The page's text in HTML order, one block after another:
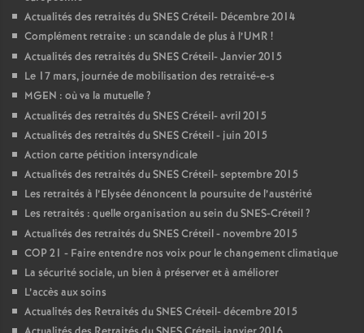
Actualités des retraités duSNESCréteil- Décembre 2014
Complément retraite : un scandale de plus à l’UMR !
Actualités des retraités duSNESCréteil- Janvier 2015
Le 17 mars, journée de mobilisation des retraité-e-s
MGEN : où va la mutuelle?
Actualités des retraités duSNESCréteil- avril 2015
Actualités des retraités duSNESCréteil - juin 2015
Action carte pétition intersyndicale
Actualités des retraités duSNESCréteil- septembre 2015
Les retraités à l’Elysée dénoncent la poursuite de l’austérité
Les retraités : quelle organisation au sein duSNES-Créteil?
Actualités des retraités duSNESCréteil - novembre 2015
COP21 - Faire entendre nos voix pour le changement climatique
La sécurité sociale, un bien à préserver et à améliorer
L’accès aux soins
Actualités des Retraités duSNESCréteil- décembre 2015